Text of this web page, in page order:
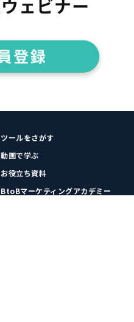
ツールをさがす
動画で学ぶ
お役立ち資料
BtoBマーケティングアカデミー